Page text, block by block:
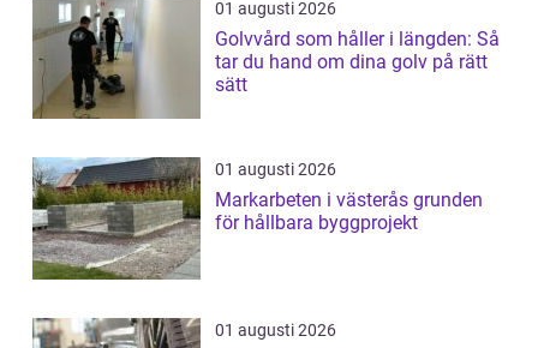
01 augusti 2026
Golvvård som håller i längden: Så
tar du hand om dina golv på rätt
sätt
01 augusti 2026
Markarbeten i västerås grunden
för hållbara byggprojekt
01 augusti 2026